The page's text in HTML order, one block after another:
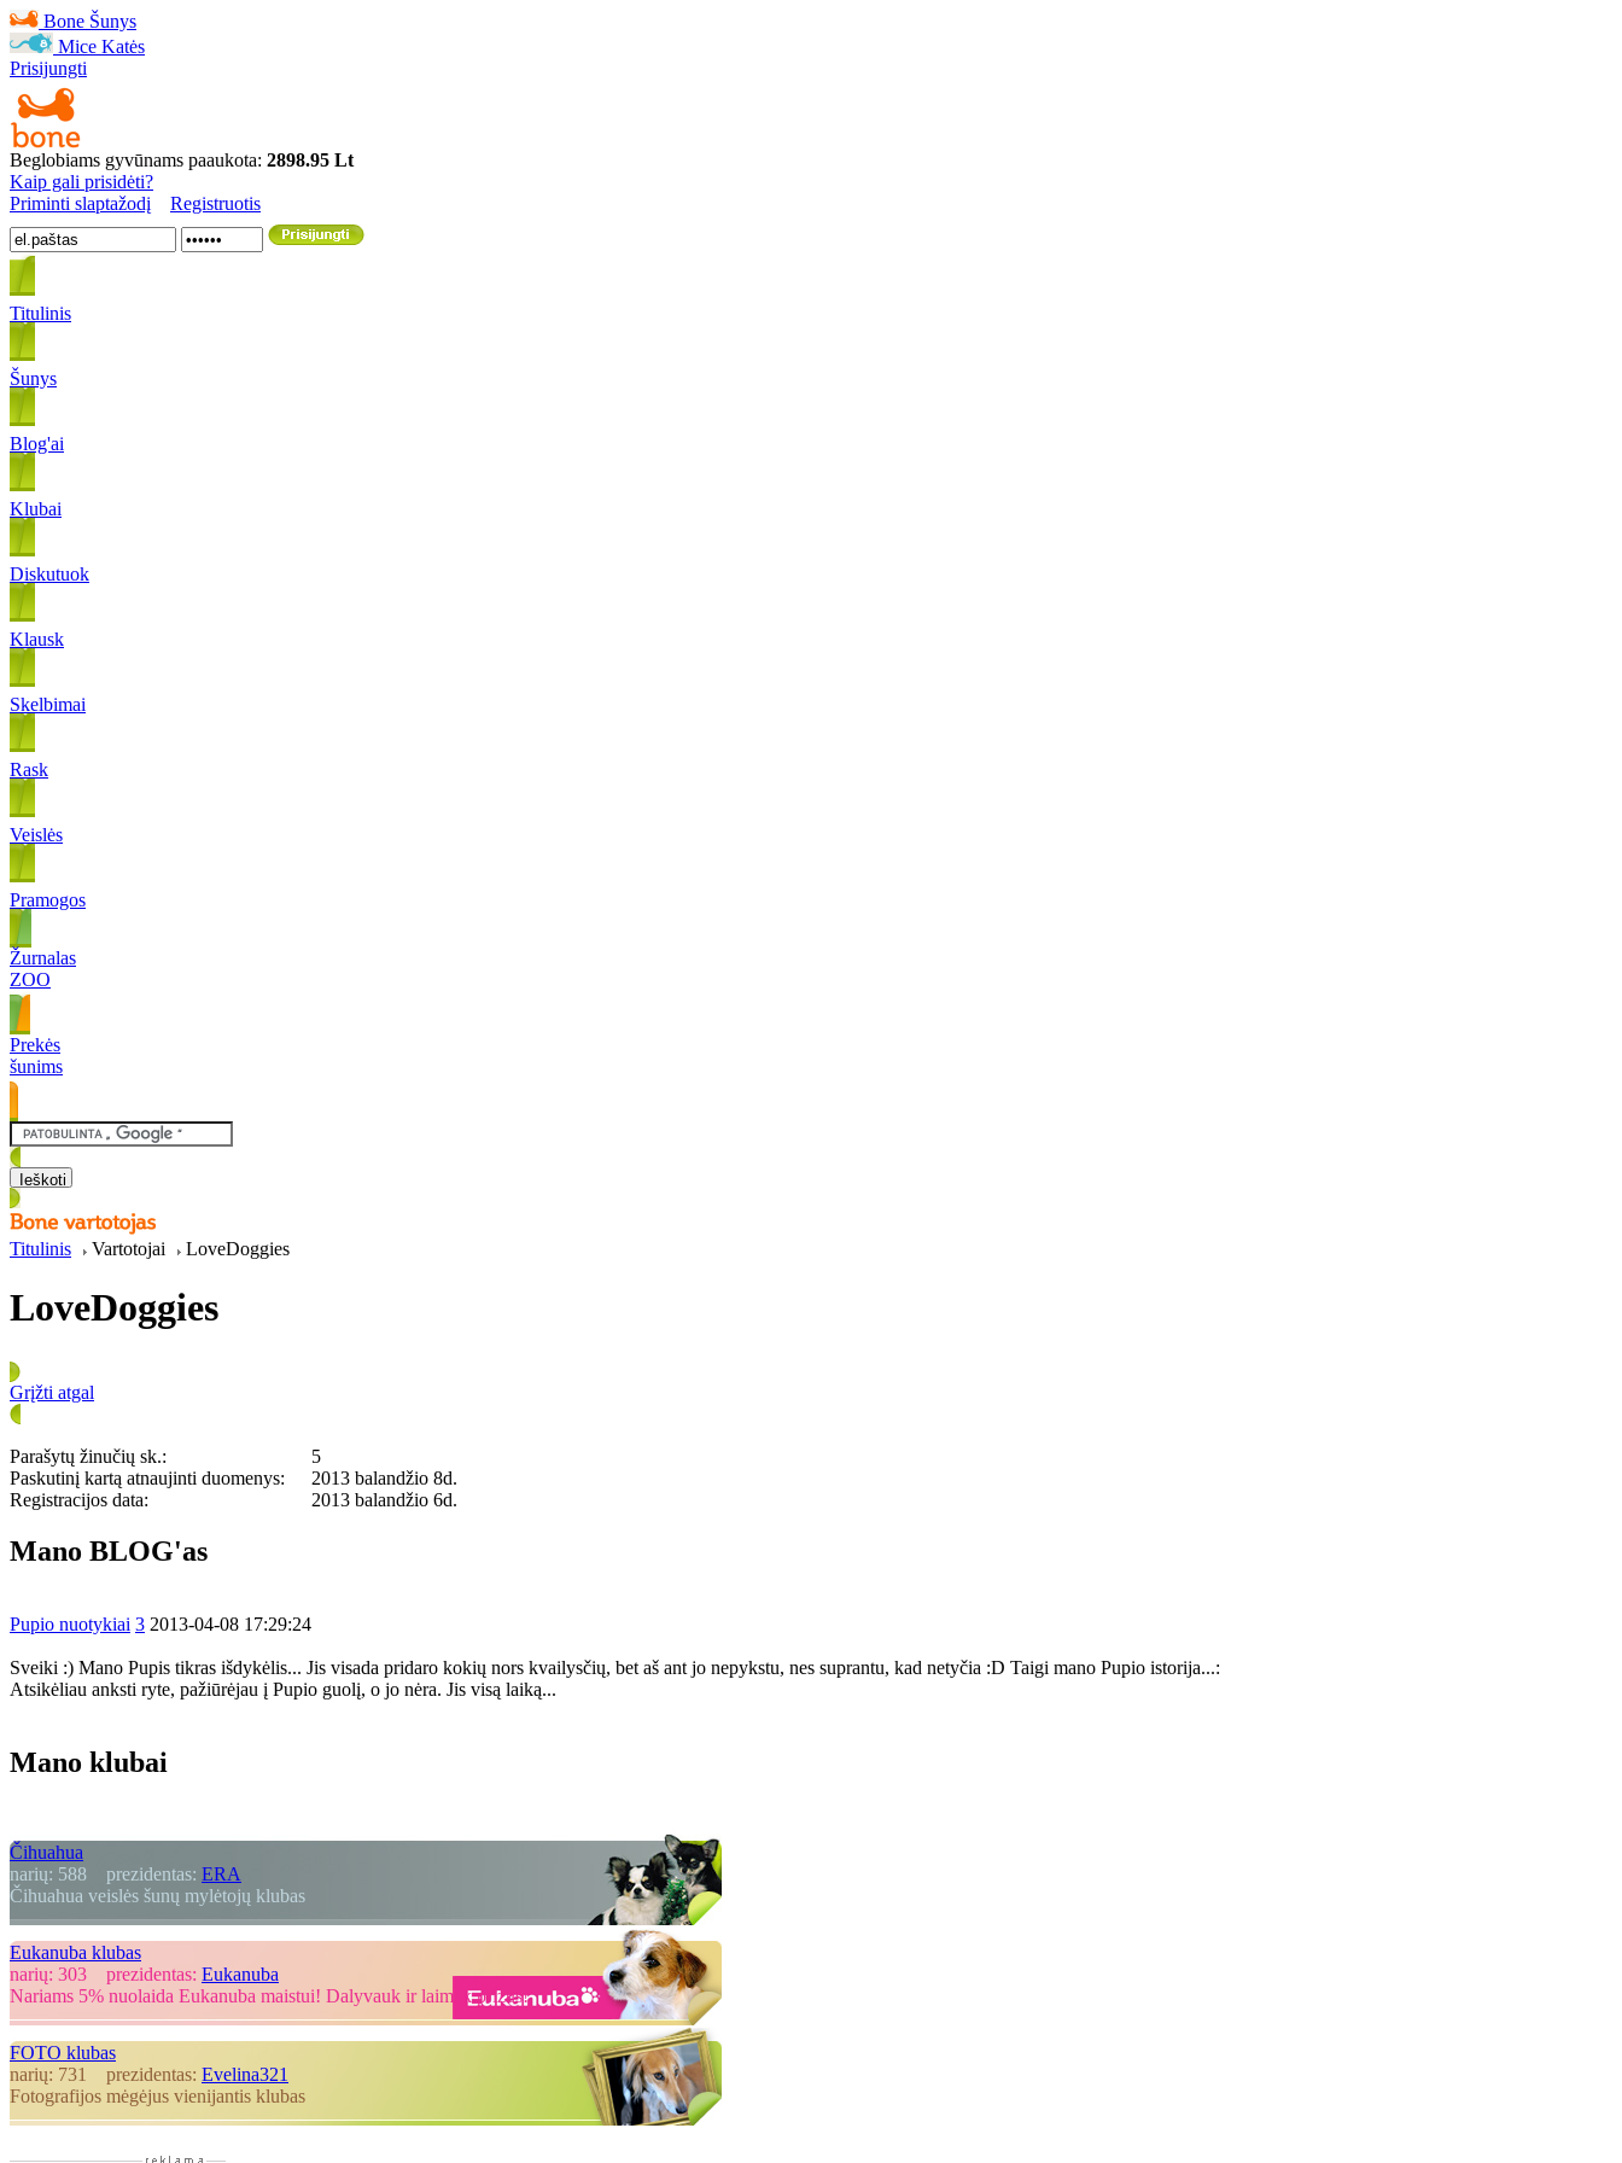
Bone Šunys
Mice Katės
Prisijungti
Beglobiams gyvūnams paaukota: 2898.95 Lt
Kaip gali prisidėti?
Priminti slaptažodį
Registruotis
Titulinis
Šunys
Blog'ai
Klubai
Diskutuok
Klausk
Skelbimai
Rask
Veislės
Pramogos
Žurnalas
ZOO
Prekės
šunims
Titulinis Vartotojai LoveDoggies
LoveDoggies
Grįžti atgal
Parašytų žinučių sk.:
5
Paskutinį kartą atnaujinti duomenys:
2013 balandžio 8d.
Registracijos data:
2013 balandžio 6d.
Mano BLOG'as
Pupio nuotykiai 3 2013-04-08 17:29:24
Sveiki :) Mano Pupis tikras išdykėlis... Jis visada pridaro kokių nors kvailysčių, bet aš ant jo nepykstu, nes suprantu, kad netyčia :D Taigi mano Pupio istorija...:
Atsikėliau anksti ryte, pažiūrėjau į Pupio guolį, o jo nėra. Jis visą laiką...
Mano klubai
Čihuahua
narių: 588 prezidentas: ERA
Čihuahua veislės šunų mylėtojų klubas
Eukanuba klubas
narių: 303 prezidentas: Eukanuba
Nariams 5% nuolaida Eukanuba maistui! Dalyvauk ir laimėk prizus!
FOTO klubas
narių: 731 prezidentas: Evelina321
Fotografijos mėgėjus vienijantis klubas